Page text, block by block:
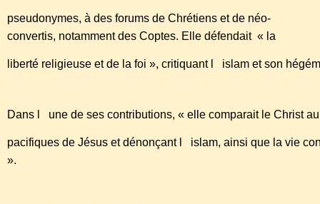
pseudonymes, à des forums de Chrétiens et de néo-
convertis, notamment des Coptes. Elle défendait « la
liberté religieuse et de la foi », critiquant l islam et son
Dans l une de ses contributions, « elle comparait le Christ
pacifiques de Jésus et dénonçant l islam, ainsi que la vie
».